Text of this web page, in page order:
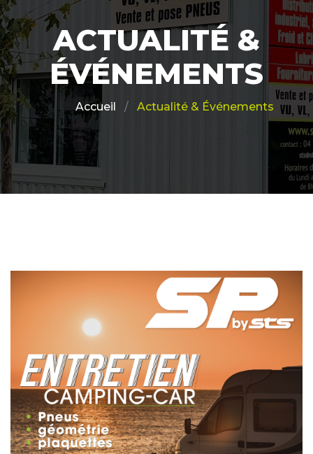
ACTUALITÉ &
ÉVÉNEMENTS
Actualité & Événements